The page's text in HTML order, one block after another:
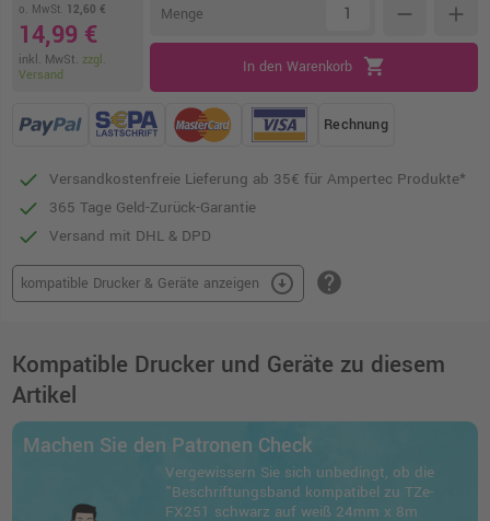
o. MwSt. 12,60 €
14,99 €
inkl. MwSt. zzgl.
Versand
Menge remove add
In den Warenkorb shopping_cart
Rechnung
Versandkostenfreie Lieferung ab 35€ für Ampertec Produkte*
365 Tage Geld-Zurück-Garantie
Versand mit DHL & DPD
kompatible Drucker & Geräte anzeigen arrow_circle_down help
Kompatible Drucker und Geräte zu diesem
Artikel
Machen Sie den Patronen Check
Vergewissern Sie sich unbedingt, ob die
"Beschriftungsband kompatibel zu TZe-
FX251 schwarz auf weiß 24mm x 8m